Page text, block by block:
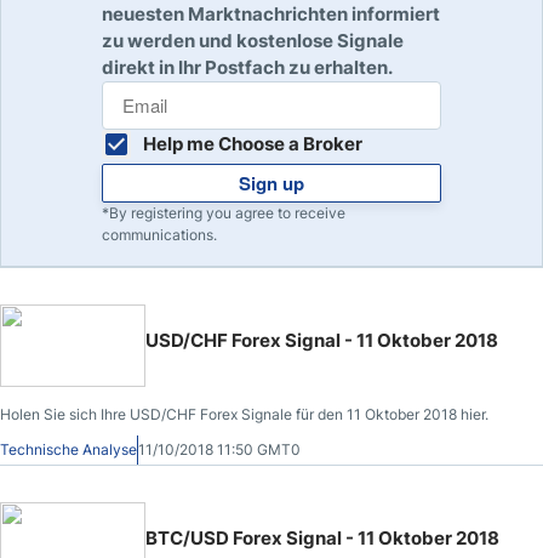
neuesten Marktnachrichten informiert
zu werden und kostenlose Signale
direkt in Ihr Postfach zu erhalten.
Help me Choose a Broker
Sign up
*By registering you agree to receive
communications.
USD/CHF Forex Signal - 11 Oktober 2018
Holen Sie sich Ihre USD/CHF Forex Signale für den 11 Oktober 2018 hier.
Technische Analyse11/10/2018 11:50 GMT0
BTC/USD Forex Signal - 11 Oktober 2018